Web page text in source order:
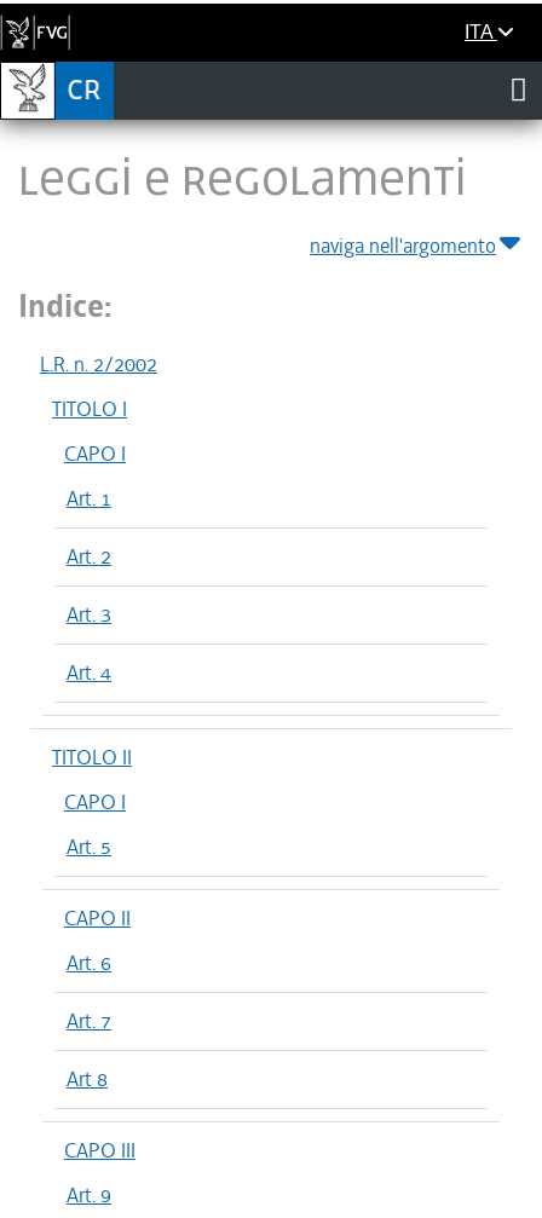
ITA
LEGGI E REGOLAMENTI
naviga nell'argomento
Indice:
L.R. n. 2/2002
TITOLO I
CAPO I
Art. 1
Art. 2
Art. 3
Art. 4
TITOLO II
CAPO I
Art. 5
CAPO II
Art. 6
Art. 7
Art 8
CAPO III
Art. 9